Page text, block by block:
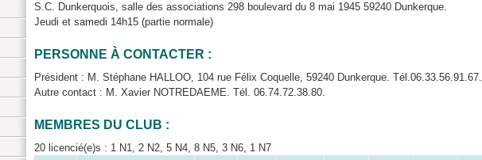
S.C. Dunkerquois, salle des associations 298 boulevard du 8 mai 1945 59240 Dunkerque.
Jeudi et samedi 14h15 (partie normale)
PERSONNE À CONTACTER :
Président : M. Stéphane HALLOO, 104 rue Félix Coquelle, 59240 Dunkerque. Tél.06.33.56.91.67.
Autre contact : M. Xavier NOTREDAEME. Tél. 06.74.72.38.80.
MEMBRES DU CLUB :
20 licencié(e)s : 1 N1, 2 N2, 5 N4, 8 N5, 3 N6, 1 N7